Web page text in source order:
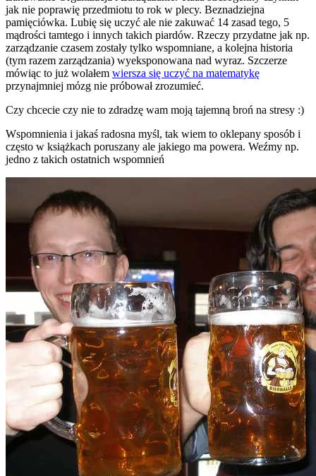
jak nie poprawię przedmiotu to rok w plecy. Beznadziejna
pamięciówka. Lubię się uczyć ale nie zakuwać 14 zasad tego, 5
mądrości tamtego i innych takich piardów. Rzeczy przydatne jak np.
zarządzanie czasem zostały tylko wspomniane, a kolejna historia
(tym razem zarządzania) wyeksponowana nad wyraz. Szczerze
mówiąc to już wolałem wiersza się uczyć na matematykę
przynajmniej mózg nie próbował zrozumieć.
Czy chcecie czy nie to zdradzę wam moją tajemną broń na stresy :)
Wspomnienia i jakaś radosna myśl, tak wiem to oklepany sposób i
często w książkach poruszany ale jakiego ma powera. Weźmy np.
jedno z takich ostatnich wspomnień